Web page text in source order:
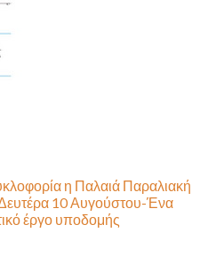
η Παλαιά Παραλιακή
10 Αυγούστου-Ένα
έργο υποδομής